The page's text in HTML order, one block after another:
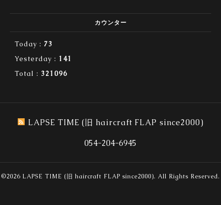
カウンター
Today : 73
Yesterday : 141
Total : 321096
LAPSE TIME (旧 haircraft FLAP since2000)
054-204-6945
©2026 LAPSE TIME (旧 haircraft FLAP since2000). All Rights Reserved.